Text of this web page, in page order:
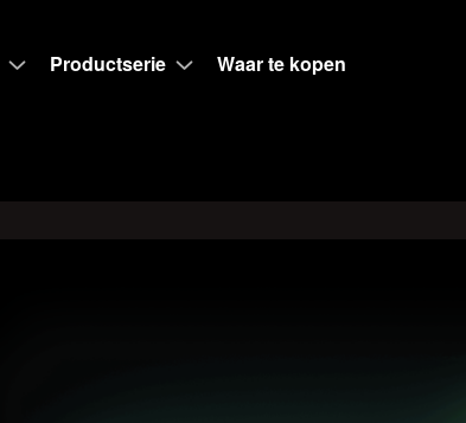
Productserie Waar te kopen